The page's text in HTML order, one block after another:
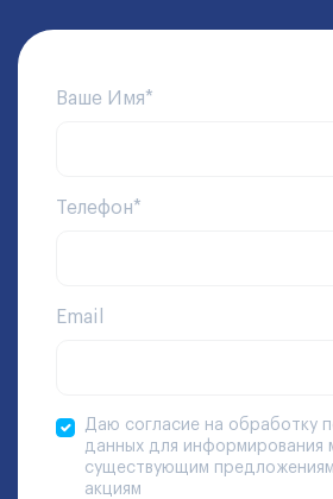
Ваше Имя*
Телефон*
Email
Даю согласие на обработку
данных для информирования
существующим
акциям